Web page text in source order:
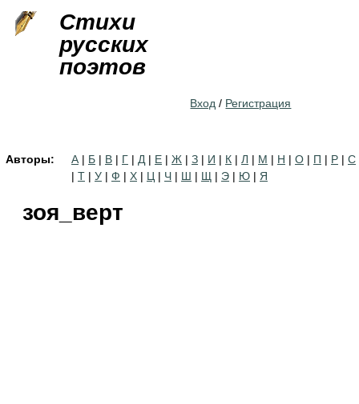
Стихи
русских
поэтов
Вход / Регистрация
Авторы: А | Б | В | Г | Д | Е | Ж | З | И | К | Л | М | Н | О | П | Р | С
| Т | У | Ф | Х | Ц | Ч | Ш | Щ | Э | Ю | Я
зоя_верт